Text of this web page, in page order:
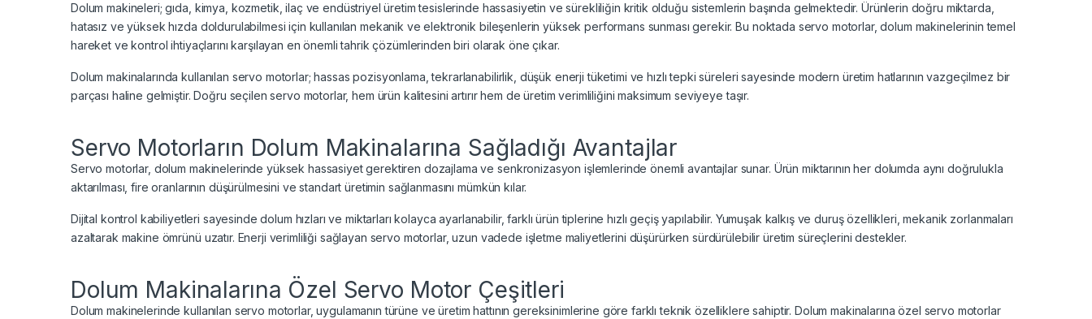
Dolum makineleri; gıda, kimya, kozmetik, ilaç ve endüstriyel üretim tesislerinde hassasiyetin ve sürekliliğin kritik olduğu sistemlerin başında gelmektedir. Ürünlerin doğru miktarda,
hatasız ve yüksek hızda doldurulabilmesi için kullanılan mekanik ve elektronik bileşenlerin yüksek performans sunması gerekir. Bu noktada servo motorlar, dolum makinelerinin temel
hareket ve kontrol ihtiyaçlarını karşılayan en önemli tahrik çözümlerinden biri olarak öne çıkar.
Dolum makinalarında kullanılan servo motorlar; hassas pozisyonlama, tekrarlanabilirlik, düşük enerji tüketimi ve hızlı tepki süreleri sayesinde modern üretim hatlarının vazgeçilmez bir
parçası haline gelmiştir. Doğru seçilen servo motorlar, hem ürün kalitesini artırır hem de üretim verimliliğini maksimum seviyeye taşır.
Servo Motorların Dolum Makinalarına Sağladığı Avantajlar
Servo motorlar, dolum makinelerinde yüksek hassasiyet gerektiren dozajlama ve senkronizasyon işlemlerinde önemli avantajlar sunar. Ürün miktarının her dolumda aynı doğrulukla
aktarılması, fire oranlarının düşürülmesini ve standart üretimin sağlanmasını mümkün kılar.
Dijital kontrol kabiliyetleri sayesinde dolum hızları ve miktarları kolayca ayarlanabilir, farklı ürün tiplerine hızlı geçiş yapılabilir. Yumuşak kalkış ve duruş özellikleri, mekanik zorlanmaları
azaltarak makine ömrünü uzatır. Enerji verimliliği sağlayan servo motorlar, uzun vadede işletme maliyetlerini düşürürken sürdürülebilir üretim süreçlerini destekler.
Dolum Makinalarına Özel Servo Motor Çeşitleri
Dolum makinelerinde kullanılan servo motorlar, uygulamanın türüne ve üretim hattının gereksinimlerine göre farklı teknik özelliklere sahiptir. Dolum makinalarına özel servo motorlar